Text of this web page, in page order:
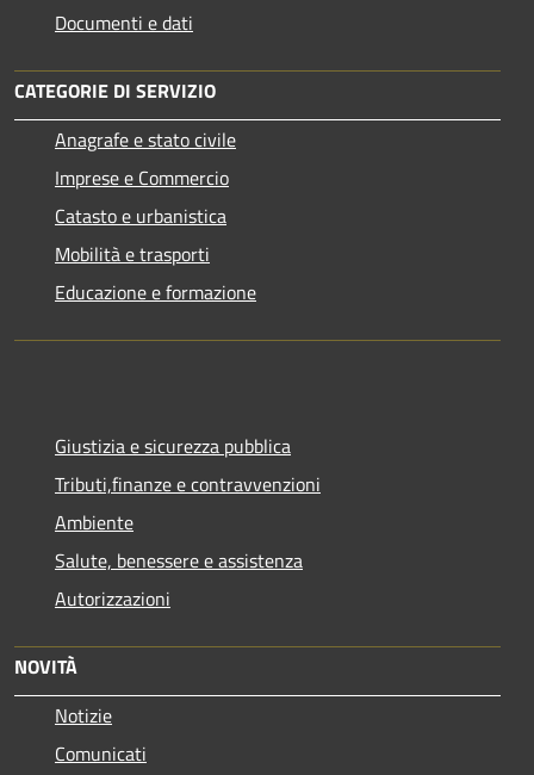
Documenti e dati
CATEGORIE DI SERVIZIO
Anagrafe e stato civile
Imprese e Commercio
Catasto e urbanistica
Mobilità e trasporti
Educazione e formazione
Giustizia e sicurezza pubblica
Tributi,finanze e contravvenzioni
Ambiente
Salute, benessere e assistenza
Autorizzazioni
NOVITÀ
Notizie
Comunicati